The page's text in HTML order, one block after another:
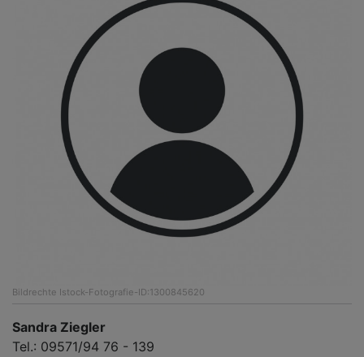
Bildrechte Istock-Fotografie-ID:1300845620
Sandra Ziegler
Tel.: 09571/94 76 - 139